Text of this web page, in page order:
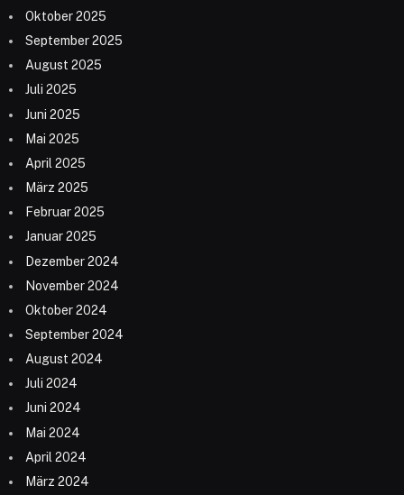
Oktober 2025
September 2025
August 2025
Juli 2025
Juni 2025
Mai 2025
April 2025
März 2025
Februar 2025
Januar 2025
Dezember 2024
November 2024
Oktober 2024
September 2024
August 2024
Juli 2024
Juni 2024
Mai 2024
April 2024
März 2024